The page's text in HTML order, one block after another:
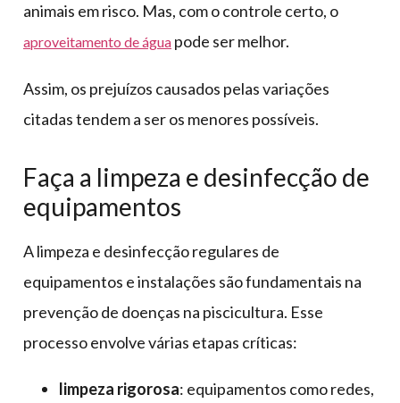
animais em risco. Mas, com o controle certo, o
aproveitamento de água pode ser melhor.
Assim, os prejuízos causados pelas variações
citadas tendem a ser os menores possíveis.
Faça a limpeza e desinfecção de
equipamentos
A limpeza e desinfecção regulares de
equipamentos e instalações são fundamentais na
prevenção de doenças na piscicultura. Esse
processo envolve várias etapas críticas:
limpeza rigorosa: equipamentos como redes,